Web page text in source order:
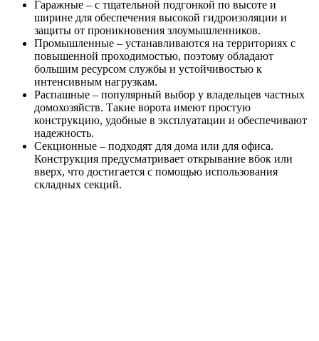
Гаражные – с тщательной подгонкой по высоте и
ширине для обеспечения высокой гидроизоляции и
защиты от проникновения злоумышленников.
Промышленные – устанавливаются на территориях с
повышенной проходимостью, поэтому обладают
большим ресурсом службы и устойчивостью к
интенсивным нагрузкам.
Распашные – популярный выбор у владельцев частных
домохозяйств. Такие ворота имеют простую
конструкцию, удобные в эксплуатации и обеспечивают
надежность.
Секционные – подходят для дома или для офиса.
Конструкция предусматривает открывание вбок или
вверх, что достигается с помощью использования
складных секций.